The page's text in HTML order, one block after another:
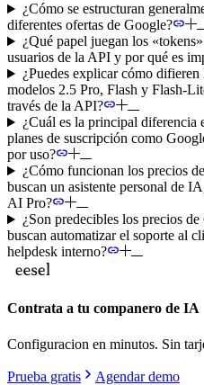
¿Cómo se estructuran
diferentes ofertas de Google?
¿Qué papel juegan los
usuarios de la API y por qué es
¿Puedes explicar cómo
modelos 2.5 Pro, Flash y Flash-
través de la API?
¿Cuál es la principal diferencia
planes de suscripción como
por uso?
¿Cómo funcionan los precios
buscan un asistente personal de
AI Pro?
¿Son predecibles los precios
buscan automatizar el soporte al
helpdesk interno?
Contrata a tu companero de IA
Configuracion en minutos. Sin
Prueba gratis
Agendar demo